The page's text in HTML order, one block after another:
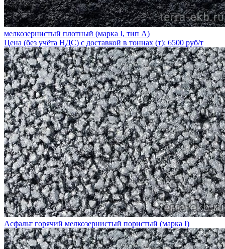
мелкозернистый плотный (марка I, тип А)
Цена (без учёта НДС) с доставкой в тоннах (т): 6500 руб/т
Асфальт горячий мелкозернистый пористый (марка I)